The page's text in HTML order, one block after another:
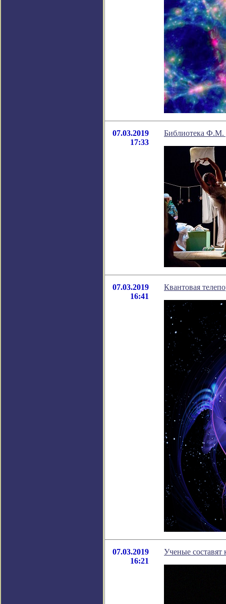
07.03.2019
17:33
Библиотека Ф.М.
07.03.2019
16:41
Квантовая
07.03.2019
16:21
Ученые составят